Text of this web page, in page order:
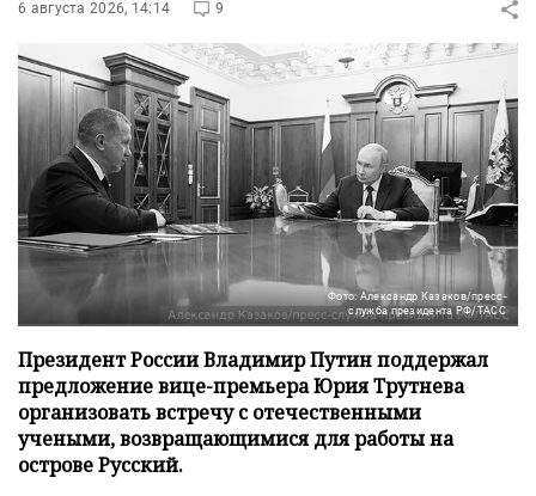
6 августа 2026, 14:14 9
Фото: Александр Казаков/пресс-
служба президента РФ/ТАСС
Президент России Владимир Путин поддержал
предложение вице-премьера Юрия Трутнева
организовать встречу с отечественными
учеными, возвращающимися для работы на
острове Русский.